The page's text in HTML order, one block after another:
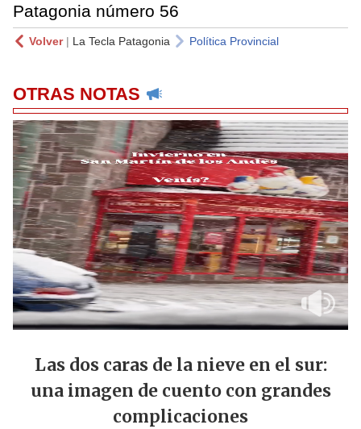
Patagonia número 56
Volver| La Tecla Patagonia Política Provincial
OTRAS NOTAS
Las dos caras de la nieve en el sur:
una imagen de cuento con grandes
complicaciones